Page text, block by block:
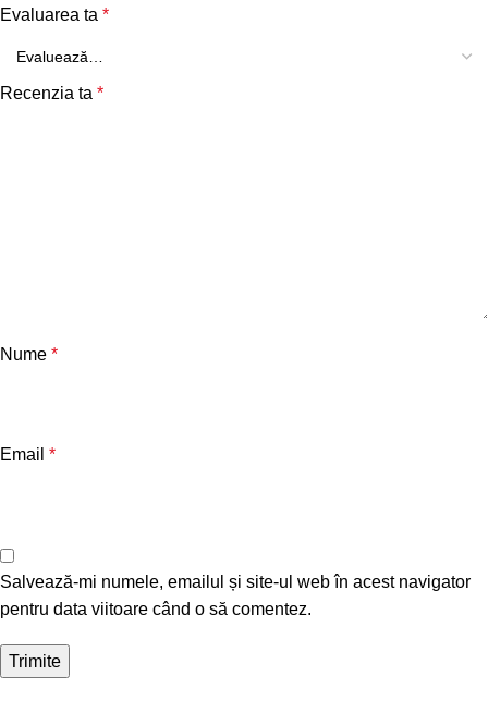
Evaluarea ta *
Recenzia ta *
Nume *
Email *
Salvează-mi numele, emailul și site-ul web în acest navigator
pentru data viitoare când o să comentez.